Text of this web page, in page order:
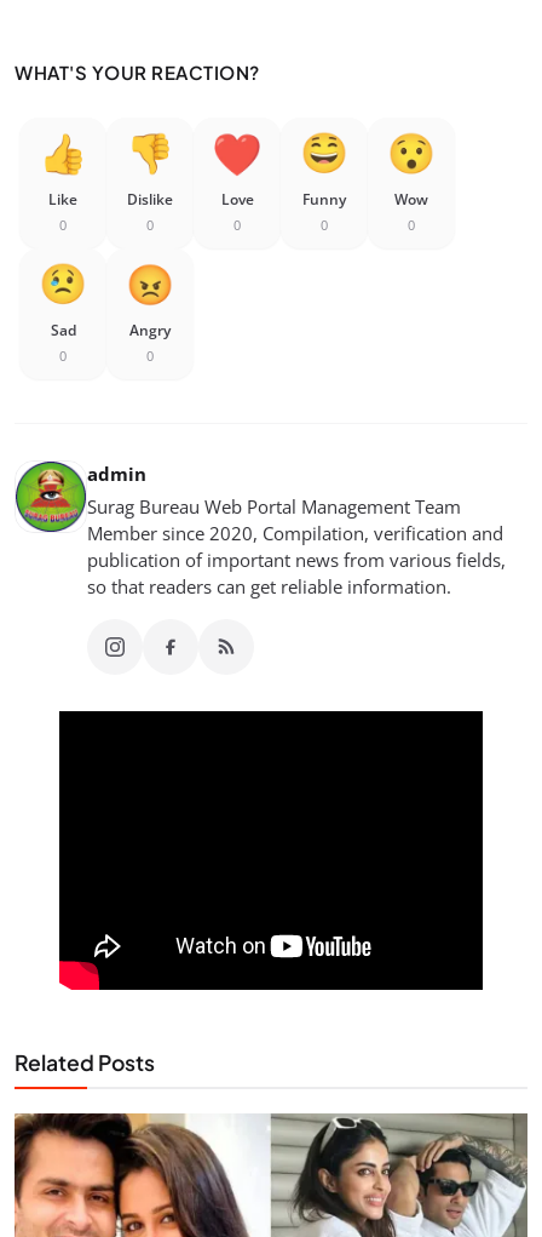
WHAT'S YOUR REACTION?
Like
0
Dislike
0
Love
0
Funny
0
Wow
0
Sad
0
Angry
0
admin
Surag Bureau Web Portal Management Team
Member since 2020, Compilation, verification and
publication of important news from various fields,
so that readers can get reliable information.
Related Posts